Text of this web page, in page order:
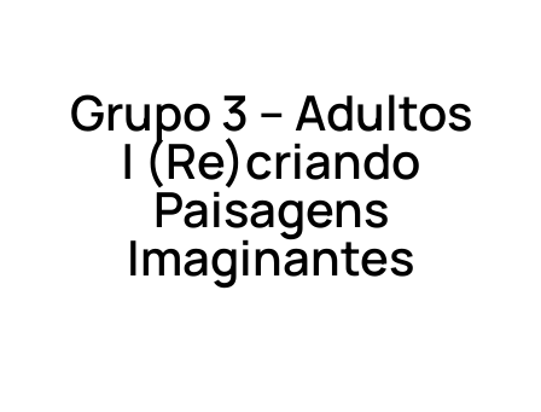
Grupo 3 – Adultos
| (Re)criando
Paisagens
Imaginantes